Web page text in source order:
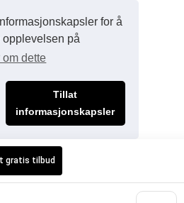
for å
opplevelsen på
dette
Tillat
informasjonskapsler
gratis tilbud